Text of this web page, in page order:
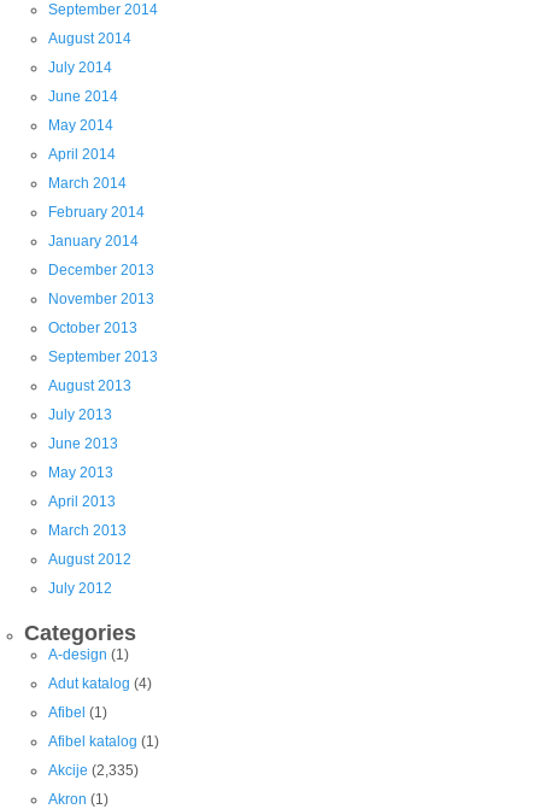
September 2014
August 2014
July 2014
June 2014
May 2014
April 2014
March 2014
February 2014
January 2014
December 2013
November 2013
October 2013
September 2013
August 2013
July 2013
June 2013
May 2013
April 2013
March 2013
August 2012
July 2012
Categories
A-design (1)
Adut katalog (4)
Afibel (1)
Afibel katalog (1)
Akcije (2,335)
Akron (1)